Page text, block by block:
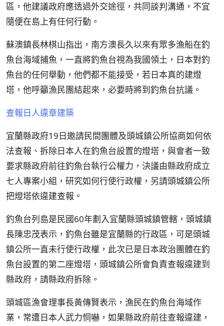
區，他建議政府應透過外交途徑，共同談判溝通，不宜
隨便在島上有任何行動。
蘇澳鎮長林棋山指出，南方澳長久以來有眾多漁船在釣
魚台海域捕魚，一直將釣魚台視為我國領土，日本對釣
魚台的任何舉動，他們都不能接受，若日本真的建燈
塔，他呼籲漁民團結起來，必要時將到釣魚台抗議。
查報日人違章建築
宜蘭縣政府19日邀請民間團體及頭城鎮公所協商如何依
法查報、拆除日本人在釣魚台設置的燈塔，與會者一致
要求縣政府前往釣魚台執行公權力，決議由縣政府成立
七人專案小組，研究如何行使行政權，另請頭城鎮公所
把燈塔依違建查報。
釣魚台列島是民國60年劃入宜蘭縣頭城鎮管轄，頭城鎮
長陳忠茂表示，釣魚台雖是宜蘭縣的行政區，可是頭城
鎮公所一直未行使行政權，此次已是日本政治團體在釣
魚台設置的第二座燈塔，頭城鎮公所會負責查報違建到
縣政府，請縣政府拆除。
頭城區漁會理事長黃傳賢表示，漁民在釣魚台海域作
業，常遭日本人武力恫嚇，如果縣政府前往查報違建，